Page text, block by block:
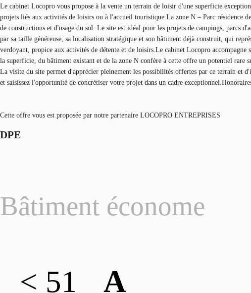
Le cabinet Locopro vous propose à la vente un terrain de loisir d'une superficie
projets liés aux activités de loisirs ou à l'accueil touristique.La zone N – Parc résidence
de constructions et d'usage du sol. Le site est idéal pour les projets de campings, parcs
par sa taille généreuse, sa localisation stratégique et son bâtiment déjà construit, qui
verdoyant, propice aux activités de détente et de loisirs.Le cabinet Locopro
la superficie, du bâtiment existant et de la zone N confère à cette offre un potentiel rare
La visite du site permet d'apprécier pleinement les possibilités offertes par ce terrain et
et saisissez l'opportunité de concrétiser votre projet dans un cadre
Cette offre vous est proposée par notre partenaire LOCOPRO ENTREPRISES
DPE
Bâtiment économe
A
< 51